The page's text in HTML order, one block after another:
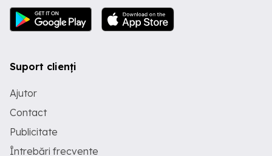
Suport clienți
Ajutor
Contact
Publicitate
Întrebări frecvente